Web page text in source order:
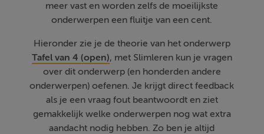
meer vast en worden zelfs de moeilijkste
onderwerpen een fluitje van een cent.
Hieronder zie je de theorie van het onderwerp
Tafel van 4 (open), met Slimleren kun je vragen
over dit onderwerp (en honderden andere
onderwerpen) oefenen. Je krijgt direct feedback
als je een vraag fout beantwoordt en ziet
gemakkelijk welke onderwerpen nog wat extra
aandacht nodig hebben. Zo ben je altijd